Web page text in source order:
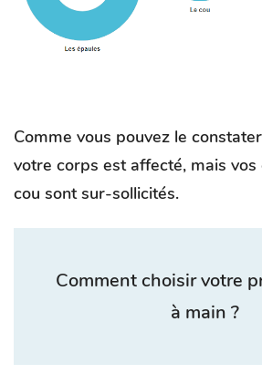
Comme vous pouvez le
votre corps est affecté, mais
cou sont sur-sollicités.
Comment choisir votre
à main ?